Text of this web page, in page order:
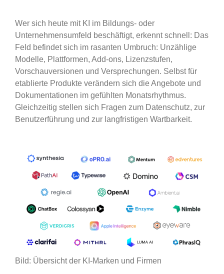
Wer sich heute mit KI im Bildungs- oder
Unternehmensumfeld beschäftigt, erkennt schnell: Das
Feld befindet sich im rasanten Umbruch: Unzählige
Modelle, Plattformen, Add-ons, Lizenzstufen,
Vorschauversionen und Versprechungen. Selbst für
etablierte Produkte verändern sich die Angebote und
Dokumentationen im gefühlten Monatsrhythmus.
Gleichzeitig stellen sich Fragen zum Datenschutz, zur
Benutzerführung und zur langfristigen Wartbarkeit.
Bild: Übersicht der KI-Marken und Firmen